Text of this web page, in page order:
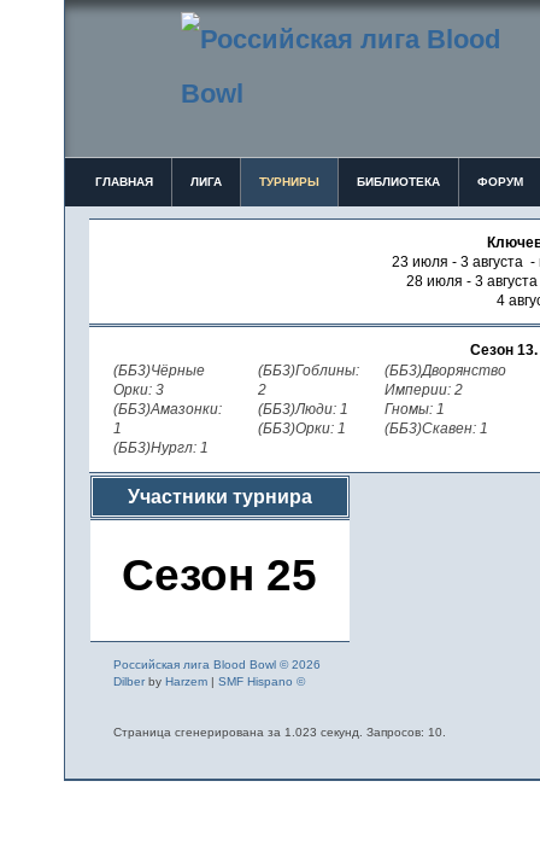
ГЛАВНАЯ ЛИГА ТУРНИРЫ БИБЛИОТЕКА ФОРУМ
23 июля - 3 августа -
28 июля - 3
4
Сезон 13.
(ББ3)Чёрные
Орки: 3
(ББ3)Амазонки:
1
(ББ3)Нургл: 1
(ББ3)Гоблины:
2
(ББ3)Люди: 1
(ББ3)Орки: 1
(ББ3)Дворянство
Империи: 2
Гномы: 1
(ББ3)Скавен: 1
Участники турнира
Сезон 25
Российская лига Blood Bowl © 2026
Dilberby Harzem| SMF Hispano ©
Страница сгенерирована за 1.023 секунд. Запросов: 10.